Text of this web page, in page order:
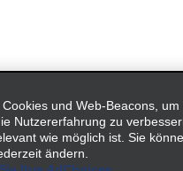
und Web-Beacons,
Nutzererfahrung zu
wie möglich ist. Sie
ändern.